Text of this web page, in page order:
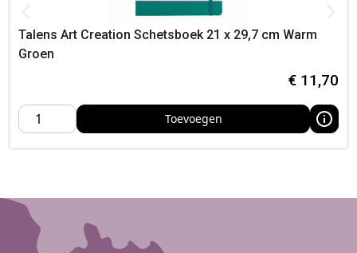
Talens Art Creation Schetsboek 21 x 29,7 cm Warm
Groen
€ 11,70
Toevoegen